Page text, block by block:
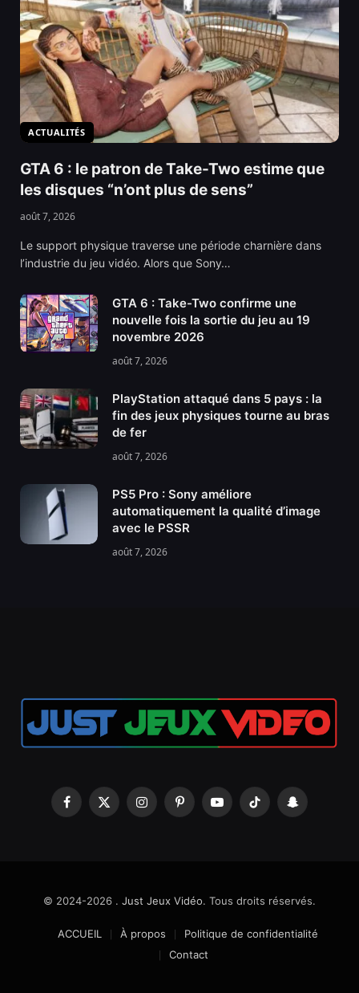
ACTUALITÉS
GTA 6 : le patron de Take-Two estime que
les disques “n’ont plus de sens”
août 7, 2026
Le support physique traverse une période charnière dans
l’industrie du jeu vidéo. Alors que Sony…
GTA 6 : Take-Two confirme une
nouvelle fois la sortie du jeu au 19
novembre 2026
août 7, 2026
PlayStation attaqué dans 5 pays : la
fin des jeux physiques tourne au bras
de fer
août 7, 2026
PS5 Pro : Sony améliore
automatiquement la qualité d’image
avec le PSSR
août 7, 2026
Facebook
X
InstagramPinterestYouTubeTikTok Snapchat
© 2024-2026 . Just Jeux Vidéo. Tous droits réservés.
ACCUEIL À propos
Politique de confidentialité
Contact